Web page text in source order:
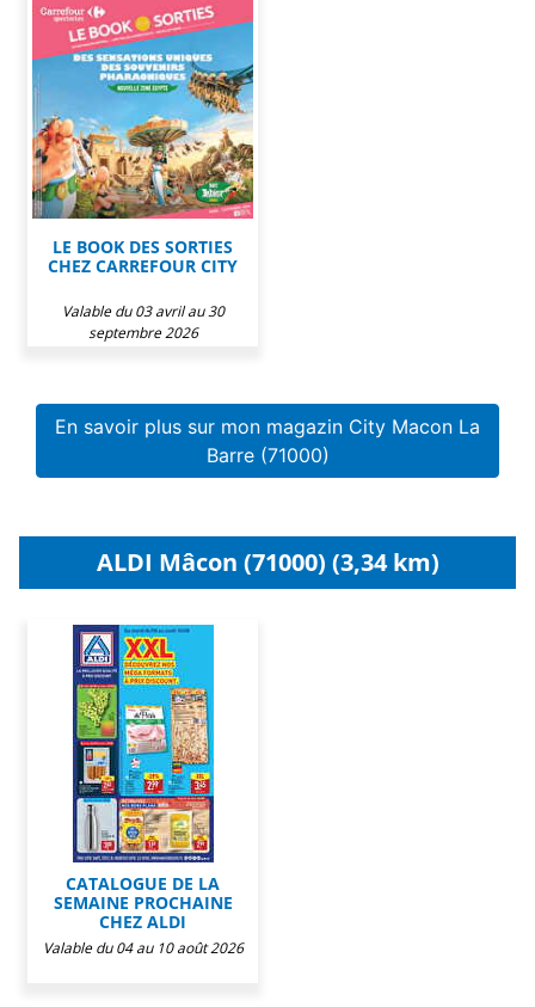
LE BOOK DES SORTIES
CHEZ CARREFOUR CITY
Valable du 03 avril au 30
septembre 2026
En savoir plus sur mon magazin City Macon La
Barre (71000)
ALDI Mâcon (71000) (3,34 km)
CATALOGUE DE LA
SEMAINE PROCHAINE
CHEZ ALDI
Valable du 04 au 10 août 2026